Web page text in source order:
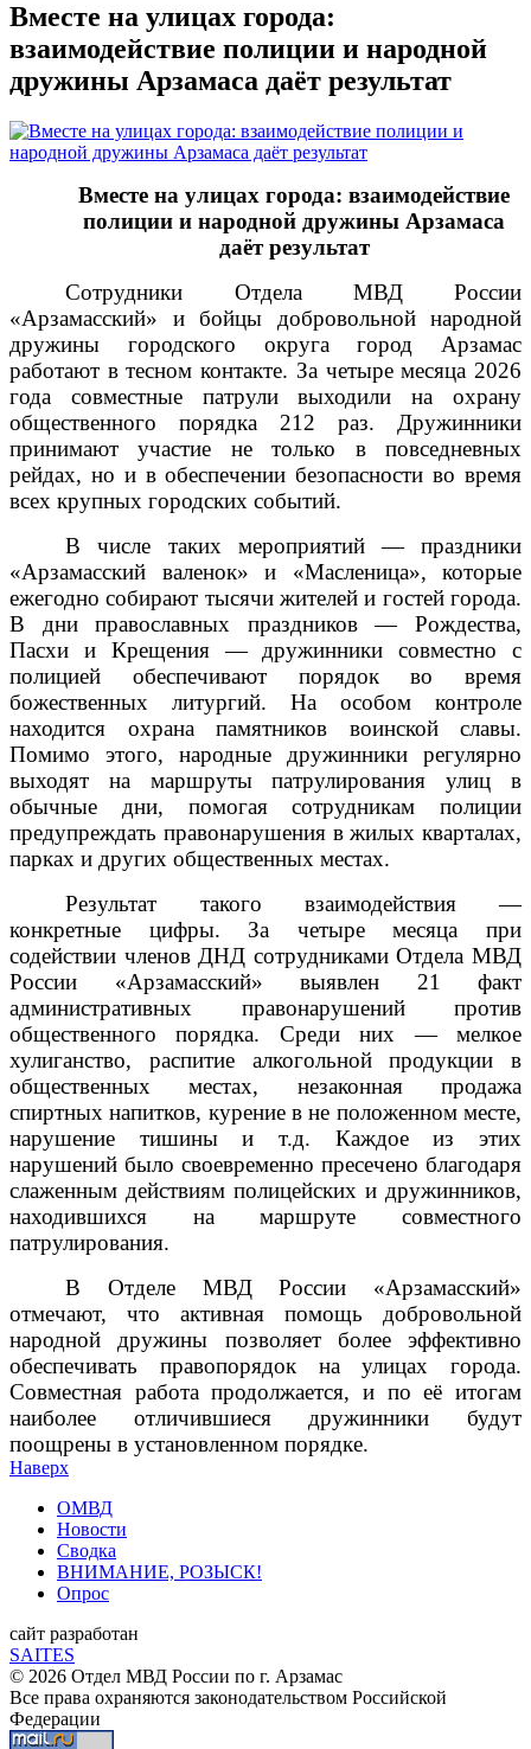
Вместе на улицах города:
взаимодействие полиции и народной
дружины Арзамаса даёт результат
Вместе на улицах города: взаимодействие
полиции и народной дружины Арзамаса
даёт результат
Сотрудники Отдела МВД России
«Арзамасский» и бойцы добровольной народной
дружины городского округа город Арзамас
работают в тесном контакте. За четыре месяца 2026
года совместные патрули выходили на охрану
общественного порядка 212 раз. Дружинники
принимают участие не только в повседневных
рейдах, но и в обеспечении безопасности во время
всех крупных городских событий.
В числе таких мероприятий — праздники
«Арзамасский валенок» и «Масленица», которые
ежегодно собирают тысячи жителей и гостей города.
В дни православных праздников — Рождества,
Пасхи и Крещения — дружинники совместно с
полицией обеспечивают порядок во время
божественных литургий. На особом контроле
находится охрана памятников воинской славы.
Помимо этого, народные дружинники регулярно
выходят на маршруты патрулирования улиц в
обычные дни, помогая сотрудникам полиции
предупреждать правонарушения в жилых кварталах,
парках и других общественных местах.
Результат такого взаимодействия —
конкретные цифры. За четыре месяца при
содействии членов ДНД сотрудниками Отдела МВД
России «Арзамасский» выявлен 21 факт
административных правонарушений против
общественного порядка. Среди них — мелкое
хулиганство, распитие алкогольной продукции в
общественных местах, незаконная продажа
спиртных напитков, курение в не положенном месте,
нарушение тишины и т.д. Каждое из этих
нарушений было своевременно пресечено благодаря
слаженным действиям полицейских и дружинников,
находившихся на маршруте совместного
патрулирования.
В Отделе МВД России «Арзамасский»
отмечают, что активная помощь добровольной
народной дружины позволяет более эффективно
обеспечивать правопорядок на улицах города.
Совместная работа продолжается, и по её итогам
наиболее отличившиеся дружинники будут
поощрены в установленном порядке.
Наверх
ОМВД
Новости
Сводка
ВНИМАНИЕ, РОЗЫСК!
Опрос
сайт разработан
SAITES
© 2026 Отдел МВД России по г. Арзамас
Все права охраняются законодательством Российской
Федерации